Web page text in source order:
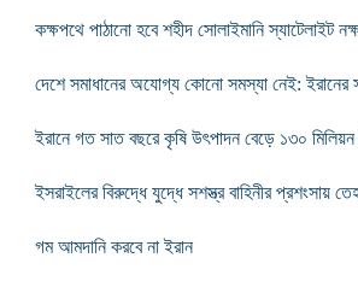
কক্ষপথে পাঠানো হবে শহীদ সোলাইমানি স্যাটেলাইট
দেশে সমাধানের অযোগ্য কোনো সমস্যা নেই: ইরানের
ইরানে গত সাত বছরে কৃষি উৎপাদন বেড়ে ১৩০
ইসরাইলের বিরুদ্ধে যুদ্ধে সশস্ত্র বাহিনীর প্রশংসায়
গম আমদানি করবে না ইরান